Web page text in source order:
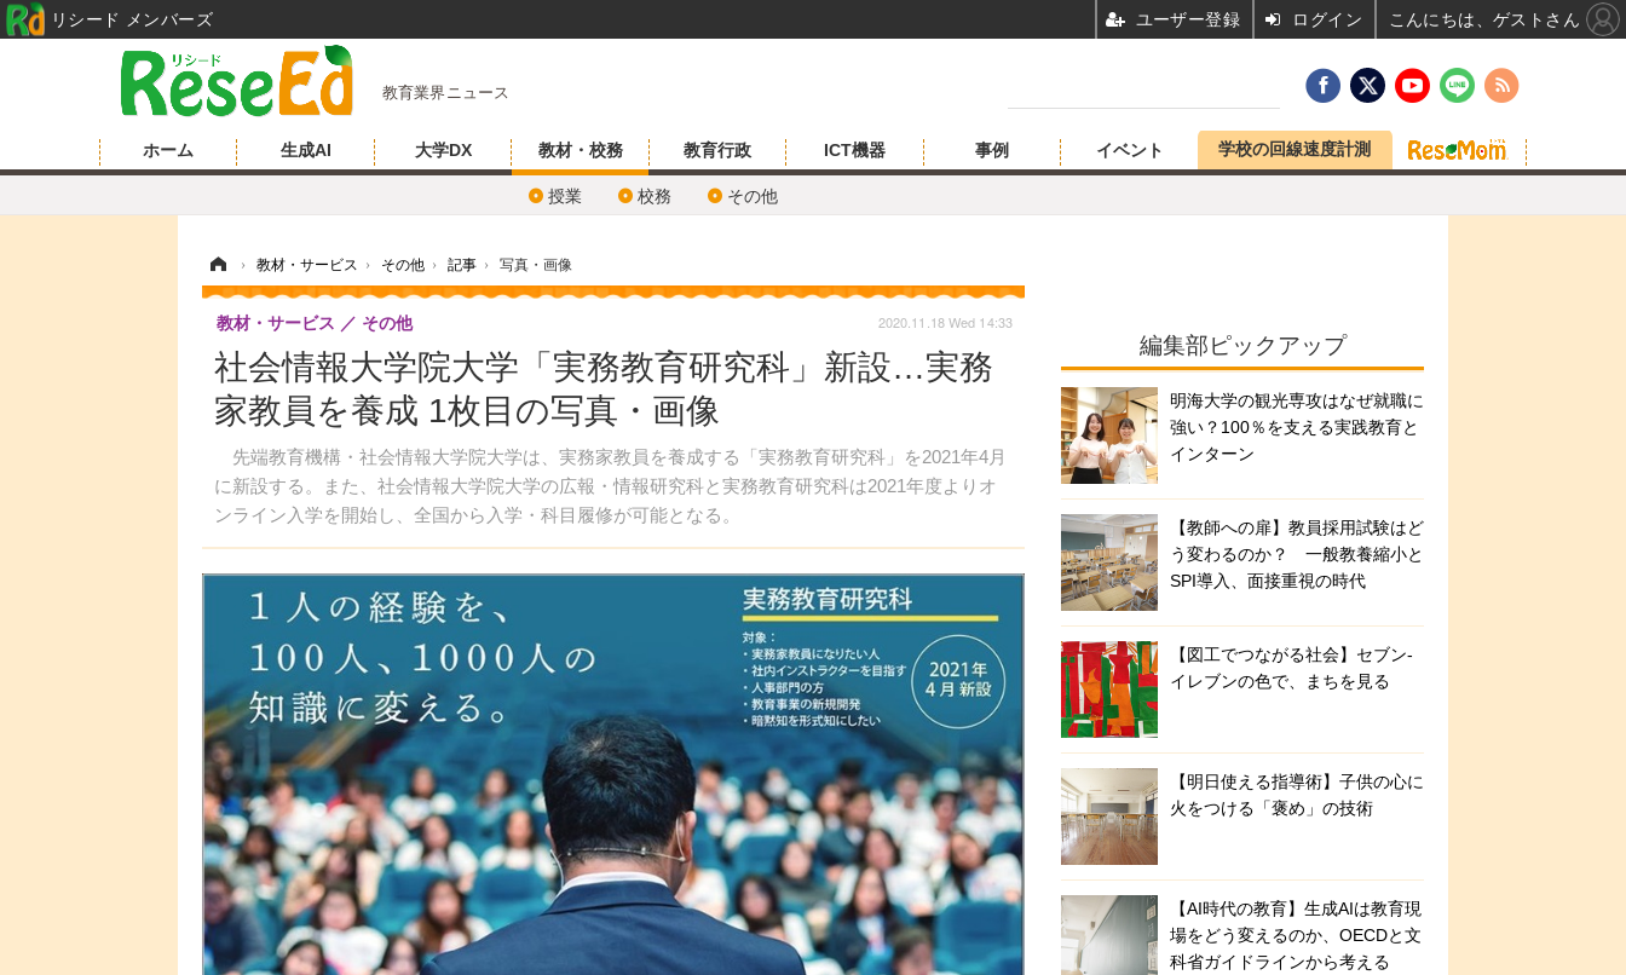
教育業界ニュース
ホーム 生成AI 大学DX 教材・校務
授業 校務 その他
教育行政 ICT機器 事例 イベント 学校の回線速度計測
› 教材・サービス › その他 › 記事 › 写真・画像
社会情報大学院大学「実務教育研究科」新設…実務
家教員を養成 1枚目の写真・画像
先端教育機構・社会情報大学院大学は、実務家教員を養成する「実務教育研究科」を2021年4月
に新設する。また、社会情報大学院大学の広報・情報研究科と実務教育研究科は2021年度よりオ
ンライン入学を開始し、全国から入学・科目履修が可能となる。
教材・サービス その他 2020.11.18 Wed 14:33
編集部ピックアップ
明海大学の観光専攻はなぜ就職に
強い？100％を支える実践教育と
インターン
【教師への扉】教員採用試験はど
う変わるのか？ 一般教養縮小と
SPI導入、面接重視の時代
【図工でつながる社会】セブン‐
イレブンの色で、まちを見る
【明日使える指導術】子供の心に
火をつける「褒め」の技術
【AI時代の教育】生成AIは教育現
場をどう変えるのか、OECDと文
科省ガイドラインから考える
リシード メンバーズ ユーザー登録 ログイン こんにちは、ゲストさん